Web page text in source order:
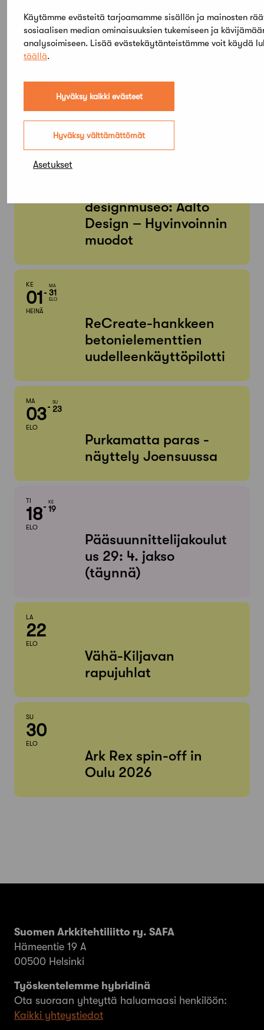
Käytämme evästeitä tarjoamamme sisällön ja mainosten
sosiaalisen median ominaisuuksien tukemiseen ja
analysoimiseen. Lisää evästekäytänteistämme voit käydä
täällä.
Hyväksy kaikki evästeet
Hyväksy välttämättömät
Asetukset
Elokuu,
2026
Etsi tapahtumista
PE
05 03
TAMMI
designmuseo: Aalto
Design – Hyvinvoinnin
muodot
KE
01
HEINÄ
MA
31
ELO
ReCreate-hankkeen
betonielementtien
uudelleenkäyttöpilotti
MA
03
ELO
SU
23
Purkamatta paras -
näyttely Joensuussa
TI
18
ELO
KE
19
Pääsuunnittelijakoulut
us 29: 4. jakso
(täynnä)
LA
22
ELO
Vähä-Kiljavan
rapujuhlat
SU
30
ELO
Ark Rex spin-off in
Oulu 2026
Suomen Arkkitehtiliitto ry. SAFA
Hämeentie 19 A
00500 Helsinki
Työskentelemme hybridinä
Ota suoraan yhteyttä haluamaasi henkilöön:
Kaikki yhteystiedot